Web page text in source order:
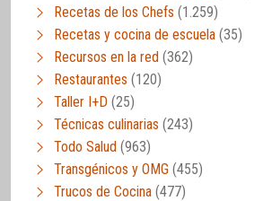
Recetas de los Chefs (1.259)
Recetas y cocina de escuela (35)
Recursos en la red (362)
Restaurantes (120)
Taller I+D (25)
Técnicas culinarias (243)
Todo Salud (963)
Transgénicos y OMG (455)
Trucos de Cocina (477)